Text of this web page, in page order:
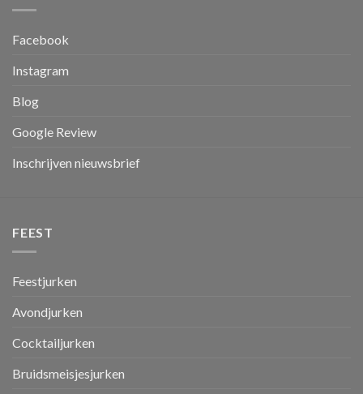
Facebook
Instagram
Blog
Google Review
Inschrijven nieuwsbrief
FEEST
Feestjurken
Avondjurken
Cocktailjurken
Bruidsmeisjesjurken